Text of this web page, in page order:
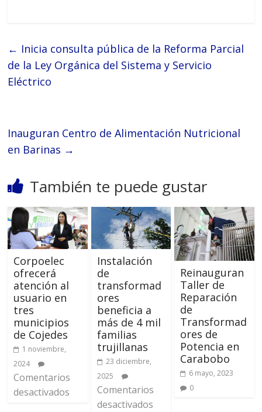
← Inicia consulta pública de la Reforma Parcial
de la Ley Orgánica del Sistema y Servicio
Eléctrico
Inauguran Centro de Alimentación Nutricional
en Barinas →
También te puede gustar
Corpoelec
ofrecerá
atención al
usuario en
tres
municipios
de Cojedes
1 noviembre,
2024
Comentarios
desactivados
Instalación
de
transformad
ores
beneficia a
más de 4 mil
familias
trujillanas
23 diciembre,
2025
Comentarios
desactivados
Reinauguran
Taller de
Reparación
de
Transformad
ores de
Potencia en
Carabobo
6 mayo, 2023
0